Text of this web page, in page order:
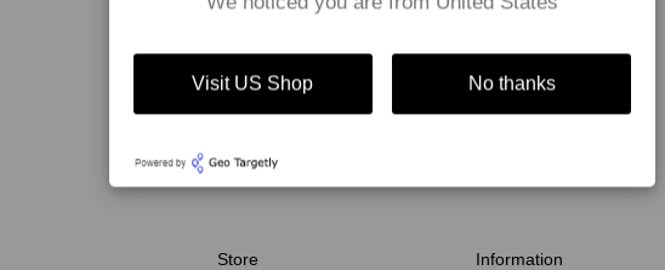
Store Information
Visit US Shop No thanks